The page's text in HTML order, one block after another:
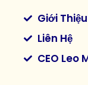
Giới Thiệu
Liên Hệ
CEO Leo